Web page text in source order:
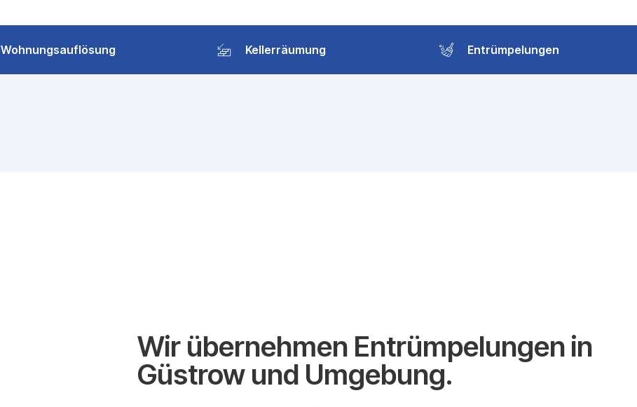
Wohnungsauflösung Kellerräumung Entrümpelungen
Wir übernehmen Entrümpelungen in
Güstrow und Umgebung.